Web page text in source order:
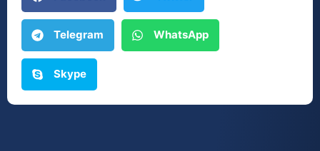
Telegram WhatsApp
Skype